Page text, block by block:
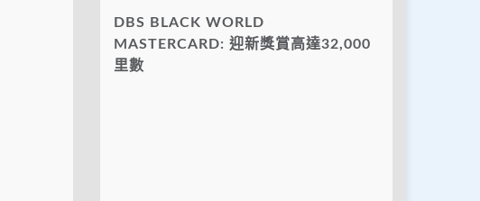
DBS BLACK WORLD
MASTERCARD: 迎新獎賞高達32,000
里數